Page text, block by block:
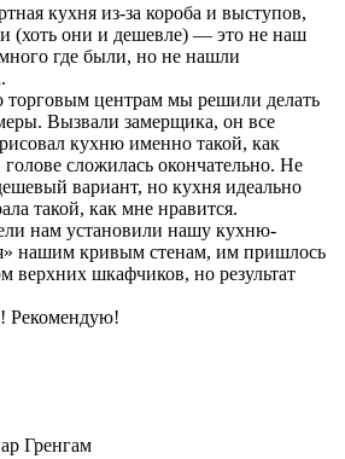
кухня из-за короба и выступов,
(хоть они и дешевле) — это не наш
где были, но не нашли
торговым центрам мы решили делать
Вызвали замерщика, он все
кухню именно такой, как
голове сложилась окончательно. Не
вариант, но кухня идеально
такой, как мне нравится.
нам установили нашу кухню-
нашим кривым стенам, им пришлось
верхних шкафчиков, но результат
Рекомендую!
Гренгам